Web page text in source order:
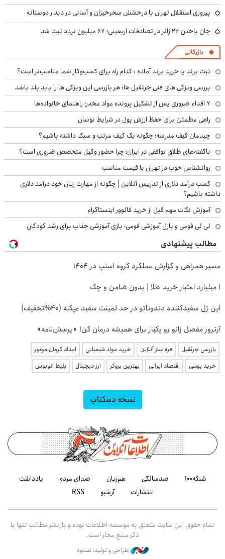
پیروزی استقلال تهران با درخشش سحرخیزان و آسانی در دیدار دوستانه
جان باختن ۲۴ زائر در تصادفات اربعینی؛ ۶۷ میلیون تردد ثبت شد
بازرگانی
ثبت برند یا خرید برند آماده : کدام راه برای کسب‌وکار شما مناسب‌تر است؟
بررسی ویژگی های فنی جرثقیل ها: هر بازرسی این ویژگی ها را باید بلد باشد
۷ اقدام ضروری پس از تشکیل پرونده مواد مخدر؛ راهنمای خانواده‌ها
راهی مطمئن برای حفظ ارزش پول در شرایط نوسان
چیدمان کیف مدرسه؛ چگونه یک کیف مرتب و سبک داشته باشیم؟
ناگفته‌های طلاق توافقی در ایران؛ چرا حضور وکیل متخصص ضروری است؟
روانشناس خوب در تهران با قیمت مناسب
کسب درآمد دلاری از تدریس آنلاین | چگونه از مهارت زبان خود درآمد دلاری
داشته باشیم؟
آموزش نکات مهم قبل از خرید فالوور اینستاگرام
لی لی فومی و پازل آموزشی فومی؛ بازی آموزشی جذاب برای رشد کودکان
مطالب پیشنهادی
مسیر همراهی و گزارش عملکرد گروه اسنپ در ۱۴۰۴
۱ میلیارد اعتبار خرید طلا | بدون ضامن و چک
این ژل سفیدکننده دندوناتو در حد لمینت سفید میکنه (40%تخفیف)
آرتروز مفصل زانو رو یکبار برای همیشه درمان کن! ◗پرسش‌نامه◖
بازرسی جرثقیل فرم ساز آنلاین خرید مواد شیمیایی
امداد کرمان موتور
خرید یوسی
اقتصاد ایرانی بهترین بروکر ارز دیجیتال بلیط اتوبوس
نسخه دسکتاپ
شبکه۱۰۰ صدسالگی هم‌زبان صدای مردم
یادداشت
انتشارات
آرشیو RSS
تمام حقوق این سایت متعلق به موسسه اطلاعات بوده و بازنشر مطالب تنها با
ذکر منبع مجاز است.
طراحی و تولید: نستوه